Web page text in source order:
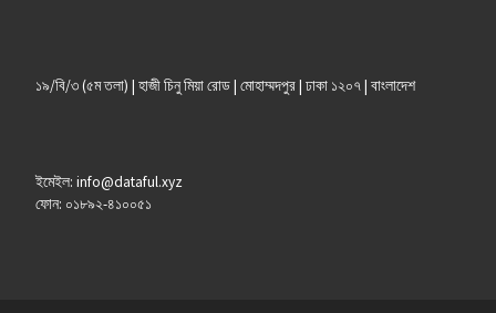
১৯/বি/৩ (৫ম তলা) | হাজী চিনু মিয়া রোড | মোহাম্মদপুর | ঢাকা ১২০৭ | বাংলাদেশ
ইমেইল: info@dataful.xyz
ফোন: ০১৮৯২-৪১০০৫১